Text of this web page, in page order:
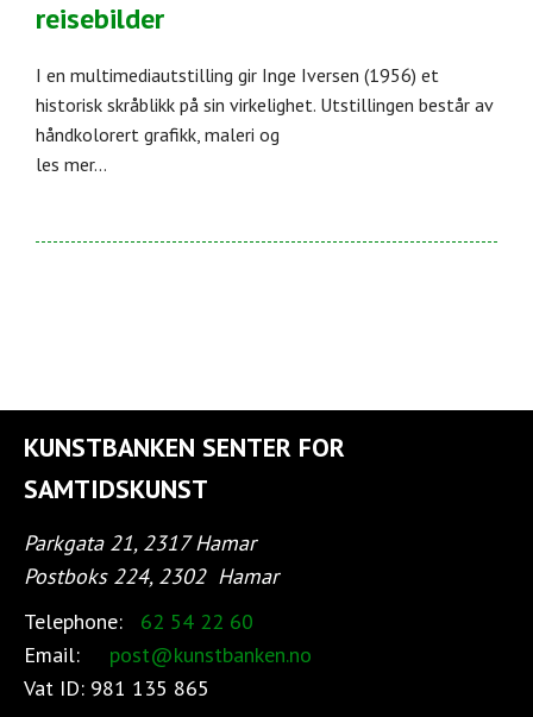
reisebilder
I en multimediautstilling gir Inge Iversen (1956) et
historisk skråblikk på sin virkelighet. Utstillingen består av
håndkolorert grafikk, maleri og
les mer...
KUNSTBANKEN SENTER FOR
SAMTIDSKUNST
Parkgata 21, 2317 Hamar
Postboks 224, 2302 Hamar
Telephone:
62 54 22 60
Email:
post@kunstbanken.no
Vat ID: 981 135 865